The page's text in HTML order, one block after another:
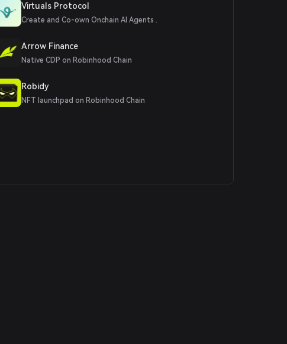
Virtuals Protocol
Create and Co-own Onchain AI Agents .
Arrow Finance
Native CDP on Robinhood Chain
Robidy
NFT launchpad on Robinhood Chain